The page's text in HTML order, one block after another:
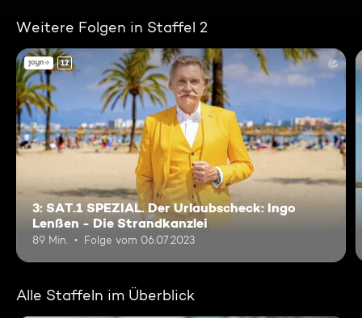
Weitere Folgen in Staffel 2
12
3: SAT.1 SPEZIAL. Der Urlaubscheck: Ingo
Lenßen - Die Strandkanzlei
89 Min. Folge vom 06.07.2023
Alle Staffeln im Überblick